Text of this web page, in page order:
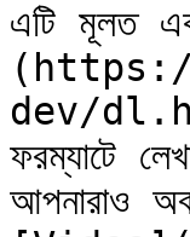
এটি মূলত
dev/
ফরম্যাটে
আপনারাও